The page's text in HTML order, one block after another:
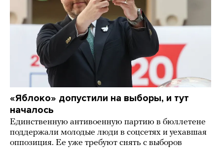
«Яблоко» допустили на выборы, и тут
началось
Единственную антивоенную партию в бюллетене
поддержали молодые люди в соцсетях и уехавшая
оппозиция. Ее уже требуют снять с выборов